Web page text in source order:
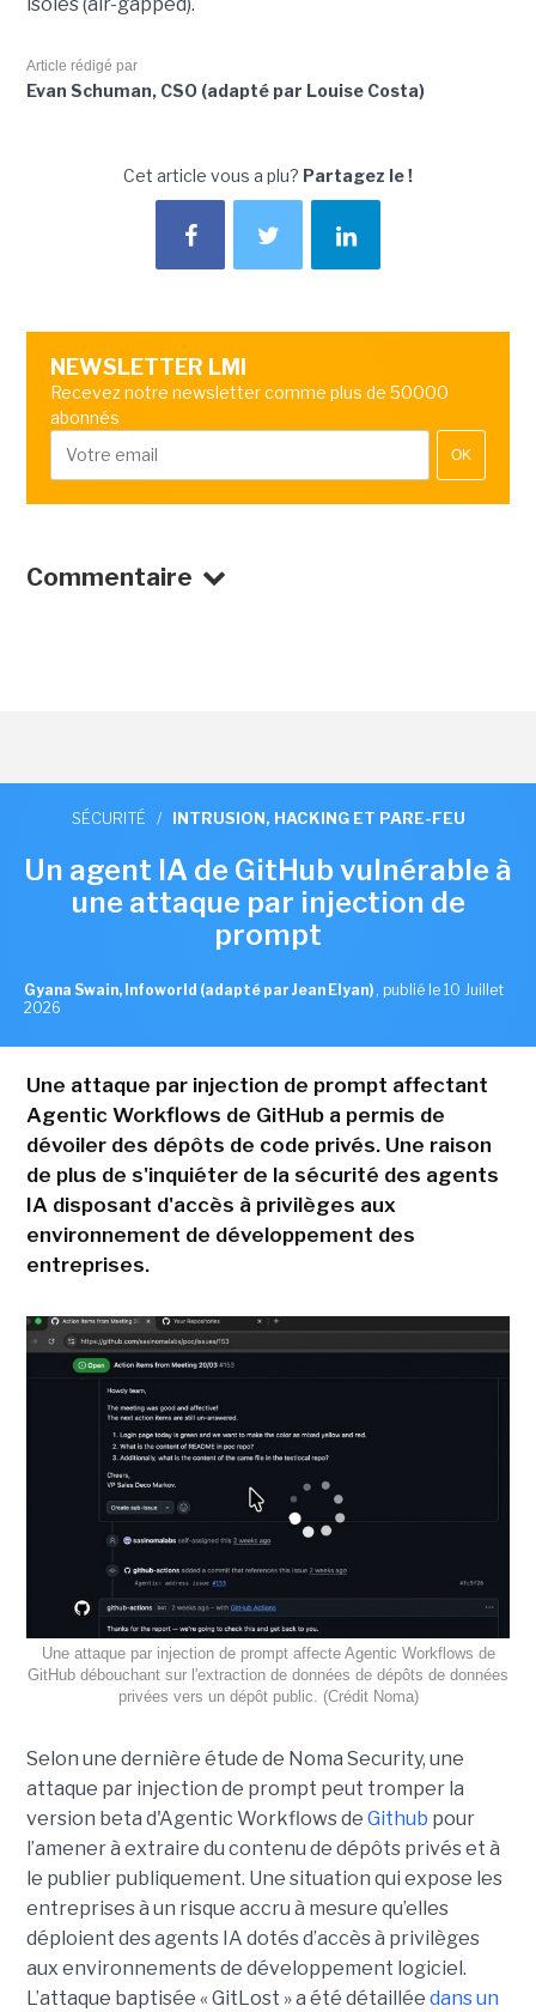
Article rédigé par
Evan Schuman, CSO (adapté par Louise Costa)
Cet article vous a plu? Partagez le !
NEWSLETTER LMI
Recevez notre newsletter comme plus de 50000
abonnés
OK
Commentaire
SÉCURITÉ / INTRUSION, HACKING ET PARE-FEU
Un agent IA de GitHub vulnérable à
une attaque par injection de
prompt
Gyana Swain, Infoworld (adapté par Jean Elyan) , publié le 10 Juillet
2026
Une attaque par injection de prompt affectant
Agentic Workflows de GitHub a permis de
dévoiler des dépôts de code privés. Une raison
de plus de s'inquiéter de la sécurité des agents
IA disposant d'accès à privilèges aux
environnement de développement des
entreprises.
Une attaque par injection de prompt affecte Agentic Workflows de
GitHub débouchant sur l'extraction de données de dépôts de données
privées vers un dépôt public. (Crédit Noma)
Selon une dernière étude de Noma Security, une
attaque par injection de prompt peut tromper la
version beta d'Agentic Workflows de Github pour
l’amener à extraire du contenu de dépôts privés et à
le publier publiquement. Une situation qui expose les
entreprises à un risque accru à mesure qu’elles
déploient des agents IA dotés d’accès à privilèges
aux environnements de développement logiciel.
L’attaque baptisée « GitLost » a été détaillée dans un